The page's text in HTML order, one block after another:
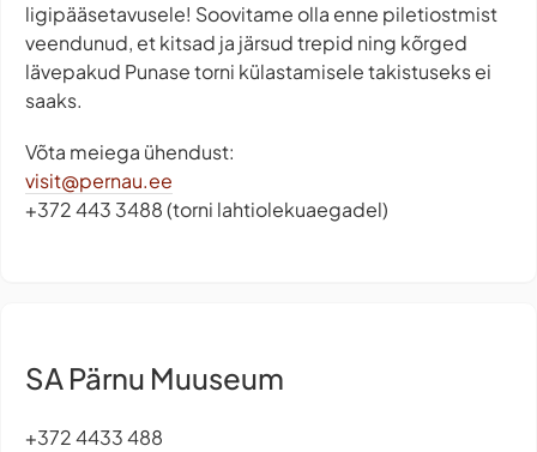
ligipääsetavusele! Soovitame olla enne piletiostmist
veendunud, et kitsad ja järsud trepid ning kõrged
lävepakud Punase torni külastamisele takistuseks ei
saaks.
Võta meiega ühendust:
visit@pernau.ee
+372 443 3488 (torni lahtiolekuaegadel)
SA Pärnu Muuseum
+372 4433 488